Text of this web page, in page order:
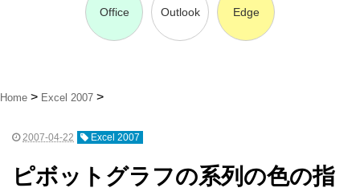
Office Outlook Edge
Home Excel 2007
2007-04-22 Excel 2007
ピボットグラフの系列の色の指